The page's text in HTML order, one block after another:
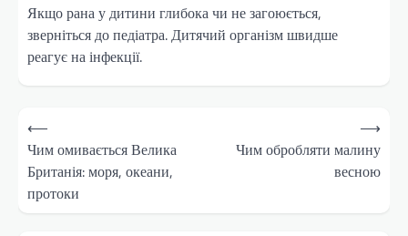
Якщо рана у дитини глибока чи не загоюється,
зверніться до педіатра. Дитячий організм швидше
реагує на інфекції.
Навігація
записів
⟵
Чим омивається Велика
Британія: моря, океани,
протоки
Чим обробляти малину
весною
⟶